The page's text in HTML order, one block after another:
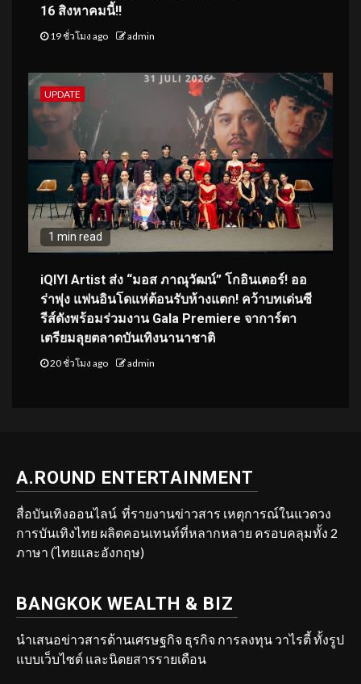
16 สิงหาคมนี้!!
19 ชั่วโมง ago admin
UPDATE
1 min read
iQIYI Artist ส่ง “มอส ภาณุวัฒน์” โกอินเตอร์! ออ
ร่าพุ่ง แฟนอินโดแห่ต้อนรับห้างแตก! คว้าบทเด่นซี
รีส์ดังพร้อมร่วมงาน Gala Premiere จาการ์ตา
เตรียมลุยตลาดบันเทิงนานาชาติ
20 ชั่วโมง ago admin
A.ROUND ENTERTAINMENT
สื่อบันเทิงออนไลน์ ที่รายงานข่าวสาร เหตุการณ์ในแวดวง
การบันเทิงไทย ผลิตคอนเทนท์ที่หลากหลาย ครอบคลุมทั้ง 2
ภาษา (ไทยและอังกฤษ)
BANGKOK WEALTH & BIZ
นำเสนอข่าวสารด้านเศรษฐกิจ ธุรกิจ การลงทุน วาไรตี้ ทั้งรูป
แบบเว็บไซต์ และนิตยสารรายเดือน